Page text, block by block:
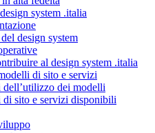
system .italia
design system
al design system .italia
di sito e servizi
dell’utilizzo dei modelli
sito e servizi disponibili